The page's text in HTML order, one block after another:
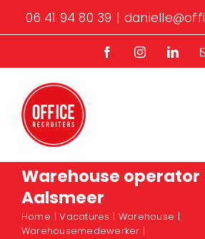
06 41 94 80 39 |
FacebookInstagram
Warehouse operator
Aalsmeer
Home Vacatures
Warehouse
Warehousemedewerker